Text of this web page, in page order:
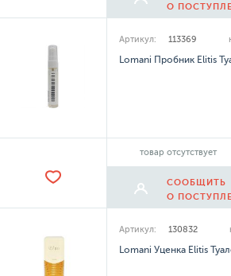
О
Артикул: 113369
Lomani Пробник Elitis
товар отсутствует
СООБЩИТЬ
О
Артикул: 130832
Lomani Уценка Elitis